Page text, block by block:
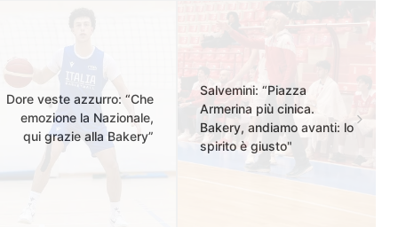
Dore veste azzurro: “Che
emozione la Nazionale,
qui grazie alla Bakery”
Salvemini: “Piazza
Armerina più cinica.
Bakery, andiamo avanti: lo
spirito è giusto"